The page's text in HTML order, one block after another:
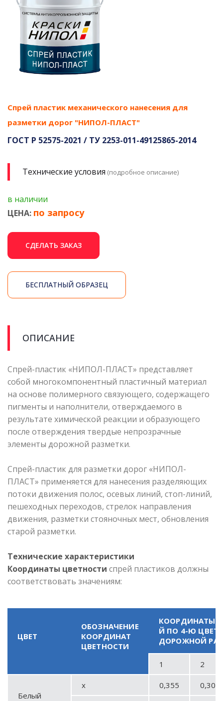
Спрей пластик механического нанесения для
разметки дорог "НИПОЛ-ПЛАСТ"
ГОСТ Р 52575-2021 / ТУ 2253-011-49125865-2014
Технические условия (подробное описание)
в наличии
ЦЕНА: по запросу
СДЕЛАТЬ ЗАКАЗ
БЕСПЛАТНЫЙ ОБРАЗЕЦ
ОПИСАНИЕ
Спрей-пластик «НИПОЛ-ПЛАСТ» представляет
собой многокомпонентный пластичный материал
на основе полимерного связующего, содержащего
пигменты и наполнители, отверждаемого в
результате химической реакции и образующего
после отверждения твердые непрозрачные
элементы дорожной разметки.
Спрей-пластик для разметки дорог «НИПОЛ-
ПЛАСТ» применяется для нанесения разделяющих
потоки движения полос, осевых линий, стоп-линий,
пешеходных переходов, стрелок направления
движения, разметки стояночных мест, обновления
старой разметки.
Технические характеристики
Координаты цветности спрей пластиков должны
соответствовать значениям:
ЦВЕТ
ОБОЗНАЧЕНИЕ
КООРДИНАТ
ЦВЕТНОСТИ
КООРДИНАТЫ
Й ПО 4-Ю
ДОРОЖНОЙ
1 2
Белый
x 0,355 0,305